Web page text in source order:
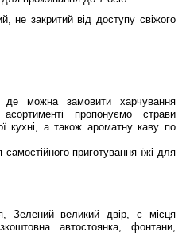
не закритий від доступу свіжого
де можна замовити харчування
пропонуємо страви
кухні, а також ароматну каву по
приготування їжі для
Зелений великий двір, є місця
автостоянка, фонтани,